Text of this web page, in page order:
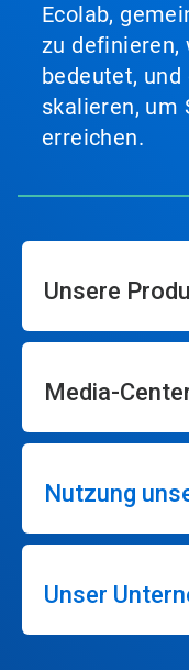
Ecolab,
zu definieren,
bedeutet,
skalieren, um
erreichen.
Unsere
Media-
Nutzung
Unser